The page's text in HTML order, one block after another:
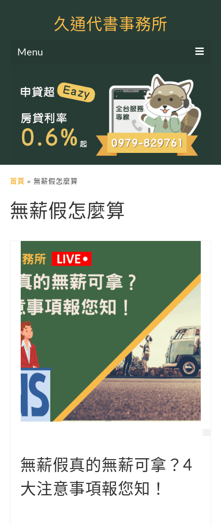
久通代書事務所
Menu
土地二胎申貸
房屋二胎申貸
軍公教貸款
土地貸款
房屋貸款
信用貸款
代書貸款
精選知識
銀行貸款
其他貸款
久通專欄
生活理財
房產Q&A
首頁 » 無薪假怎麼算
無薪假怎麼算
無薪假真的無薪可拿？4
大注意事項報您知！